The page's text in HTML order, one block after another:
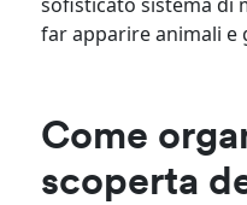
far apparire animali e
Come
scoperta